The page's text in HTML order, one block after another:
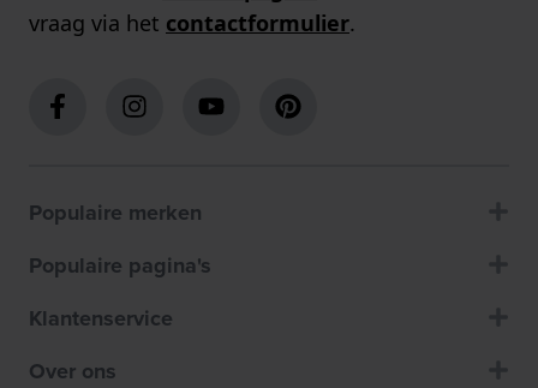
vraag via het contactformulier.
Populaire merken
Populaire pagina's
Klantenservice
Over ons